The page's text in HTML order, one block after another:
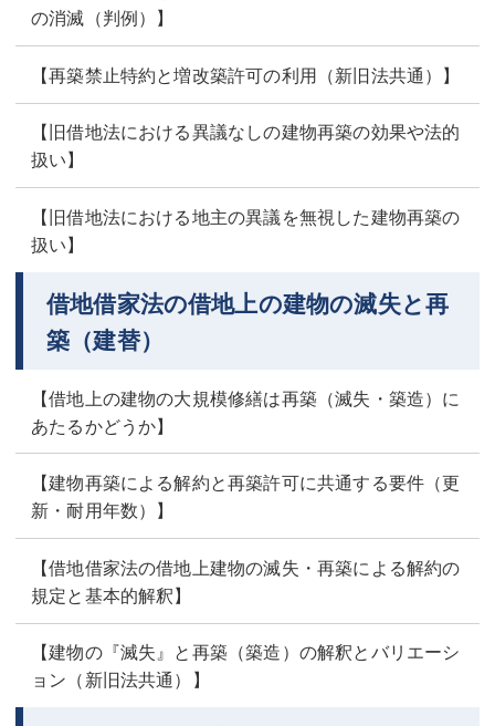
の消滅（判例）】
【再築禁止特約と増改築許可の利用（新旧法共通）】
【旧借地法における異議なしの建物再築の効果や法的
扱い】
【旧借地法における地主の異議を無視した建物再築の
扱い】
借地借家法の借地上の建物の滅失と再
築（建替）
【借地上の建物の大規模修繕は再築（滅失・築造）に
あたるかどうか】
【建物再築による解約と再築許可に共通する要件（更
新・耐用年数）】
【借地借家法の借地上建物の滅失・再築による解約の
規定と基本的解釈】
【建物の『滅失』と再築（築造）の解釈とバリエーシ
ョン（新旧法共通）】